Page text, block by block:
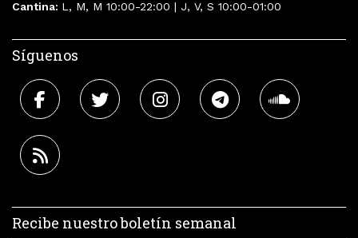
Cantina: L, M, M 10:00-22:00 | J, V, S 10:00-01:00
Síguenos
Recibe nuestro boletín semanal